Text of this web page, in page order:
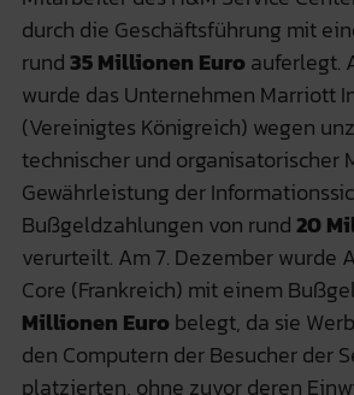
durch die Geschäftsführung mit
rund35 Millionen Euroauferlegt.
wurde das Unternehmen Marriott
(Vereinigtes Königreich) wegen
technischer und organisatorischer
Gewährleistung der
Bußgeldzahlungen von rund20
verurteilt. Am 7. Dezember wurde
Core (Frankreich) mit einem
Millionen Eurobelegt, da sie
den Computern der Besucher der
platzierten, ohne zuvor deren